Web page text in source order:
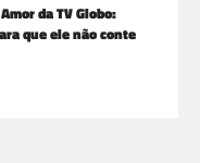
da TV Globo:
que ele não conte